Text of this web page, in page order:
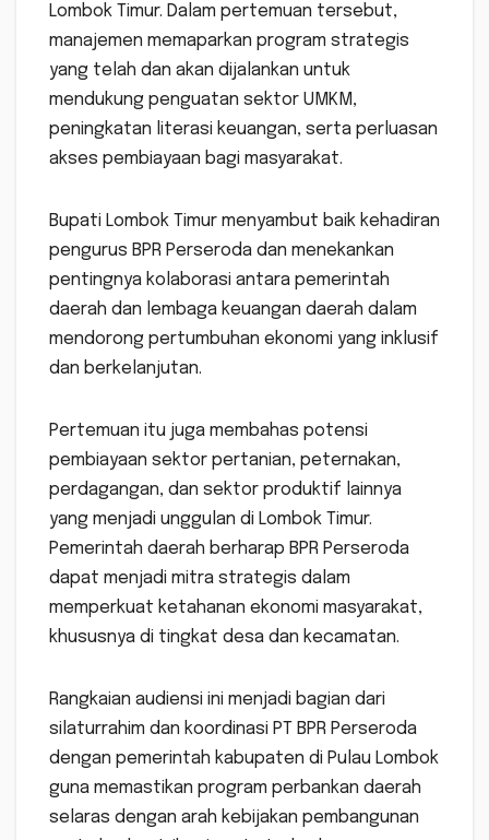
Lombok Timur. Dalam pertemuan tersebut,
manajemen memaparkan program strategis
yang telah dan akan dijalankan untuk
mendukung penguatan sektor UMKM,
peningkatan literasi keuangan, serta perluasan
akses pembiayaan bagi masyarakat.
Bupati Lombok Timur menyambut baik kehadiran
pengurus BPR Perseroda dan menekankan
pentingnya kolaborasi antara pemerintah
daerah dan lembaga keuangan daerah dalam
mendorong pertumbuhan ekonomi yang inklusif
dan berkelanjutan.
Pertemuan itu juga membahas potensi
pembiayaan sektor pertanian, peternakan,
perdagangan, dan sektor produktif lainnya
yang menjadi unggulan di Lombok Timur.
Pemerintah daerah berharap BPR Perseroda
dapat menjadi mitra strategis dalam
memperkuat ketahanan ekonomi masyarakat,
khususnya di tingkat desa dan kecamatan.
Rangkaian audiensi ini menjadi bagian dari
silaturrahim dan koordinasi PT BPR Perseroda
dengan pemerintah kabupaten di Pulau Lombok
guna memastikan program perbankan daerah
selaras dengan arah kebijakan pembangunan